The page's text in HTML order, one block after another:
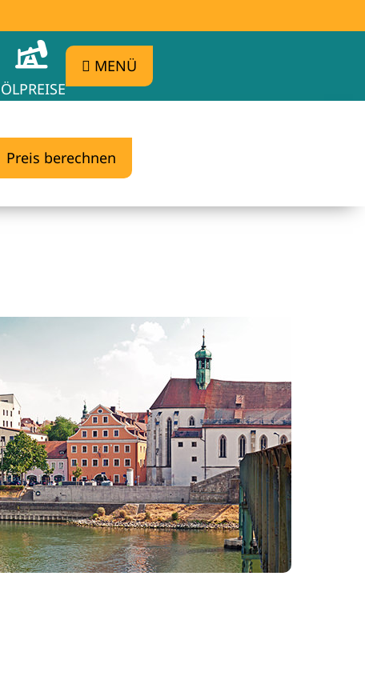
ÖLPREISE
MENÜ